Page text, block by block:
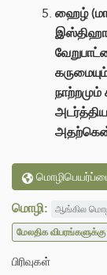
ஹைழ்
மொழி: ஆங்கில
மேலதிக விபரங்களுக்கு
பிரிவுகள்